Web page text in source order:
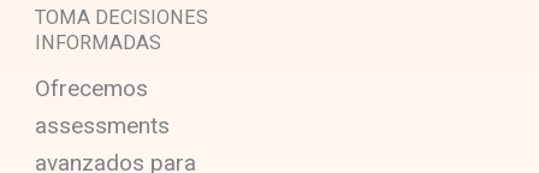
TOMA DECISIONES
INFORMADAS
Ofrecemos
assessments
avanzados para